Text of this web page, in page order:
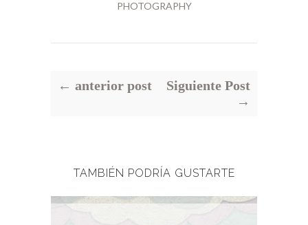
PHOTOGRAPHY
← anterior post
Siguiente Post
→
TAMBIÉN PODRÍA GUSTARTE